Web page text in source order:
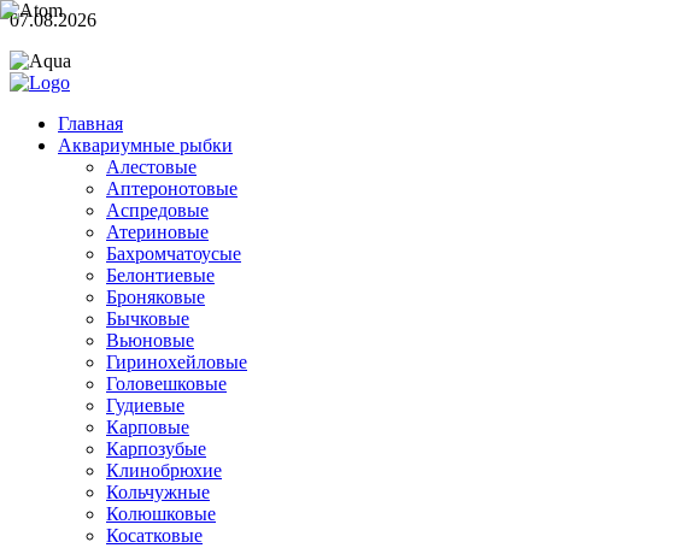
07.08.2026
Главная
Аквариумные рыбки
Алестовые
Аптеронотовые
Аспредовые
Атериновые
Бахромчатоусые
Белонтиевые
Броняковые
Бычковые
Вьюновые
Гиринохейловые
Головешковые
Гудиевые
Карповые
Карпозубые
Клинобрюхие
Кольчужные
Колюшковые
Косатковые